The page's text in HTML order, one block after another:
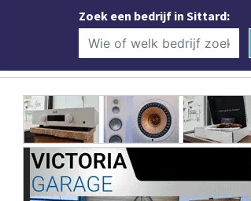
Zoek een bedrijf in Sittard: